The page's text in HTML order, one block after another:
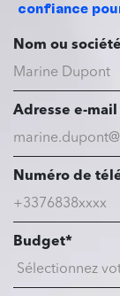
confiance
Nom ou
Adresse e-
Numéro de
Budget*